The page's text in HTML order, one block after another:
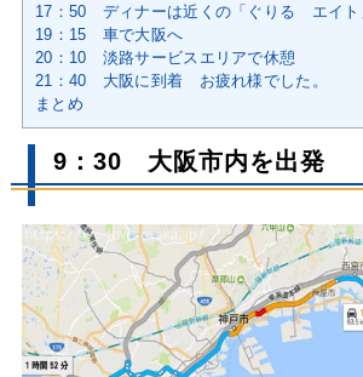
17：50 ディナーは近くの「ぐりる エイト
19：15 車で大阪へ
20：10 淡路サービスエリアで休憩
21：40 大阪に到着 お疲れ様でした。
まとめ
9：30 大阪市内を出発